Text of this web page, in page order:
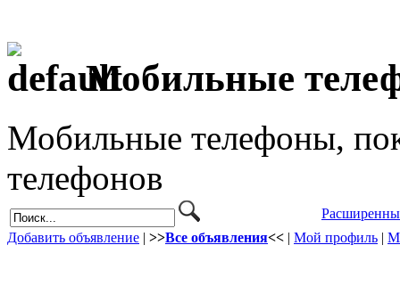
Мобильные
Мобильные телефоны,
телефонов
Добавить объявление | >>Все объявления<< | Мой профиль |